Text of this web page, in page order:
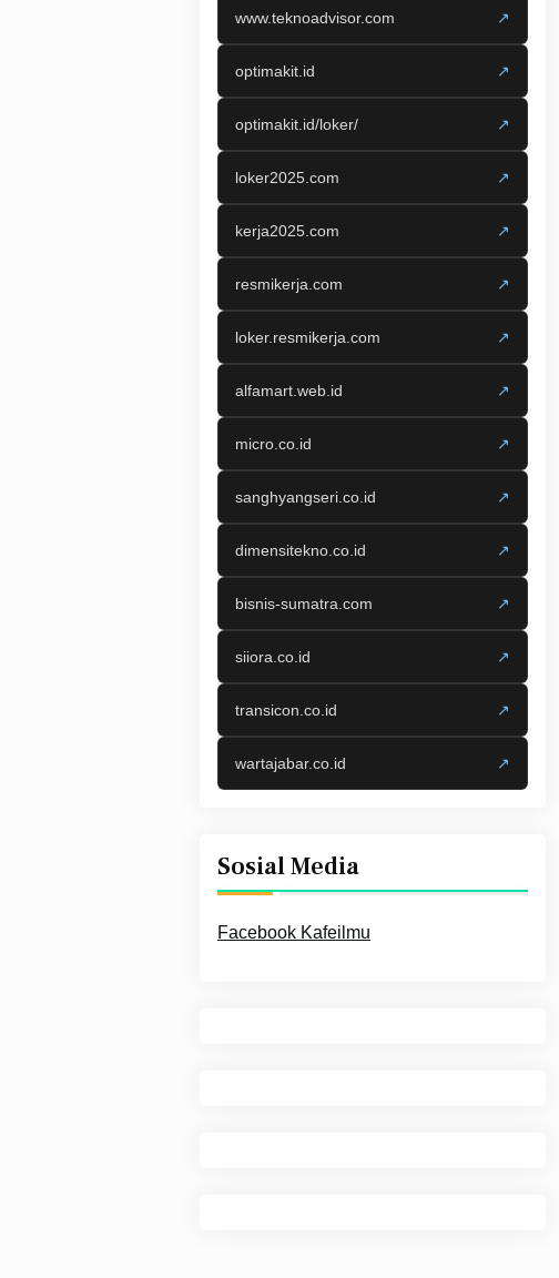
www.teknoadvisor.com ↗
optimakit.id ↗
optimakit.id/loker/ ↗
loker2025.com ↗
kerja2025.com ↗
resmikerja.com ↗
loker.resmikerja.com ↗
alfamart.web.id ↗
micro.co.id ↗
sanghyangseri.co.id ↗
dimensitekno.co.id ↗
bisnis-sumatra.com ↗
siiora.co.id ↗
transicon.co.id ↗
wartajabar.co.id ↗
Sosial Media
Facebook Kafeilmu